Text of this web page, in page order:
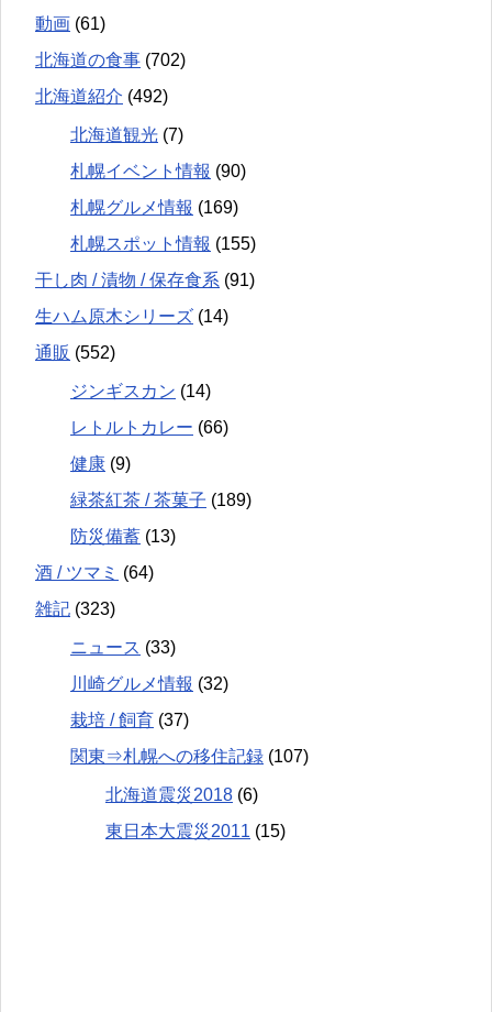
動画 (61)
北海道の食事 (702)
北海道紹介 (492)
北海道観光 (7)
札幌イベント情報 (90)
札幌グルメ情報 (169)
札幌スポット情報 (155)
干し肉 / 漬物 / 保存食系 (91)
生ハム原木シリーズ (14)
通販 (552)
ジンギスカン (14)
レトルトカレー (66)
健康 (9)
緑茶紅茶 / 茶菓子 (189)
防災備蓄 (13)
酒 / ツマミ (64)
雑記 (323)
ニュース (33)
川崎グルメ情報 (32)
栽培 / 飼育 (37)
関東⇒札幌への移住記録 (107)
北海道震災2018 (6)
東日本大震災2011 (15)